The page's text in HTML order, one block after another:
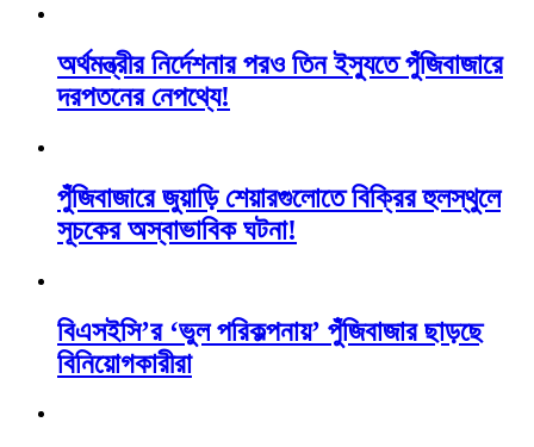
অর্থমন্ত্রীর নির্দেশনার পরও তিন ইস্যুতে পুঁজিবাজারে
দরপতনের নেপথ্যে!
পুঁজিবাজারে জুয়াড়ি শেয়ারগুলোতে বিক্রির হুলস্থুলে
সূচকের অস্বাভাবিক ঘটনা!
বিএসইসি’র ‘ভুল পরিকল্পনায়’ পুঁজিবাজার ছাড়ছে
বিনিয়োগকারীরা